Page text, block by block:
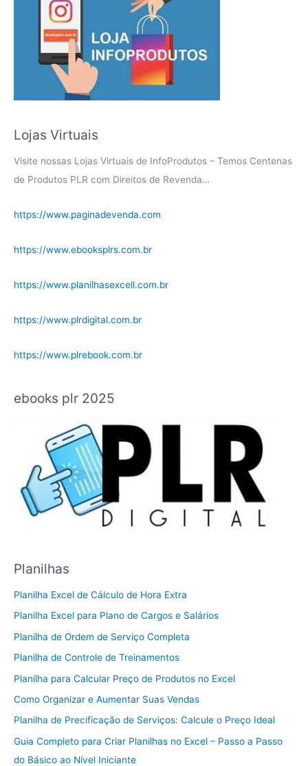
Lojas Virtuais
Visite nossas Lojas Virtuais de InfoProdutos – Temos Centenas
de Produtos PLR com Direitos de Revenda…
https://www.paginadevenda.com
https://www.ebooksplrs.com.br
https://www.planilhasexcell.com.br
https://www.plrdigital.com.br
https://www.plrebook.com.br
ebooks plr 2025
Planilhas
Planilha Excel de Cálculo de Hora Extra
Planilha Excel para Plano de Cargos e Salários
Planilha de Ordem de Serviço Completa
Planilha de Controle de Treinamentos
Planilha para Calcular Preço de Produtos no Excel
Como Organizar e Aumentar Suas Vendas
Planilha de Precificação de Serviços: Calcule o Preço Ideal
Guia Completo para Criar Planilhas no Excel – Passo a Passo
do Básico ao Nível Iniciante